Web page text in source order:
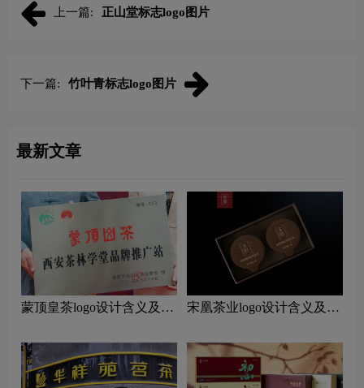
上一篇: 正山堂标志logo图片
下一篇: 竹叶青标志logo图片
最新文章
蒙顶皇茶logo设计含义及茶
宋凰茶业logo设计含义及茶